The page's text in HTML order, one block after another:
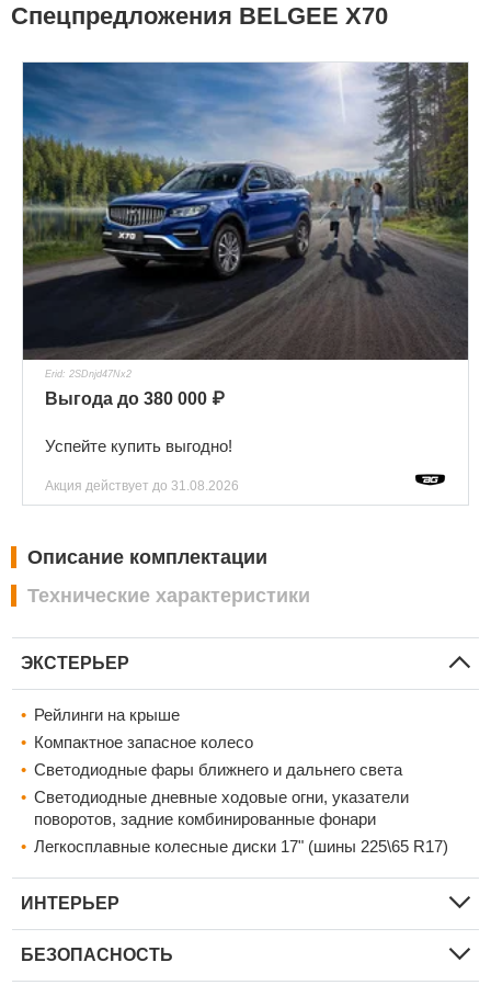
Спецпредложения BELGEE X70
Erid: 2SDnjd47Nx2
Выгода до 380 000 ₽
Успейте купить выгодно!
Акция действует до 31.08.2026
Описание комплектации
Технические характеристики
ЭКСТЕРЬЕР
Рейлинги на крыше
Компактное запасное колесо
Светодиодные фары ближнего и дальнего света
Светодиодные дневные ходовые огни, указатели
поворотов, задние комбинированные фонари
Легкосплавные колесные диски 17" (шины 225\65 R17)
ИНТЕРЬЕР
БЕЗОПАСНОСТЬ